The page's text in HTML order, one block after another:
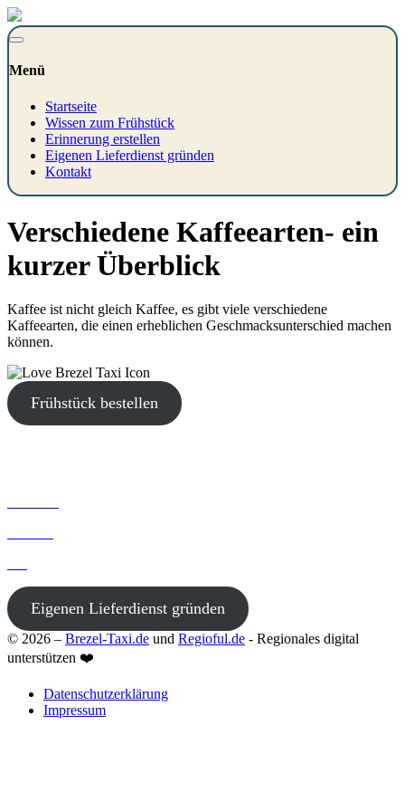
Menü
Startseite
Wissen zum Frühstück
Erinnerung erstellen
Eigenen Lieferdienst gründen
Kontakt
Verschiedene Kaffeearten- ein
kurzer Überblick
Kaffee ist nicht gleich Kaffee, es gibt viele verschiedene
Kaffeearten, die einen erheblichen Geschmacksunterschied machen
können.
Frühstück bestellen
Eigenen Lieferdienst gründen
© 2026 – Brezel-Taxi.de und Regioful.de - Regionales digital
unterstützen ❤️
Datenschutzerklärung
Impressum